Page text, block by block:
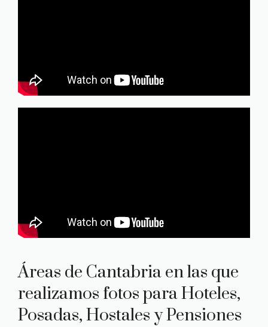
Áreas de Cantabria en las que
realizamos fotos para Hoteles,
Posadas, Hostales y Pensiones